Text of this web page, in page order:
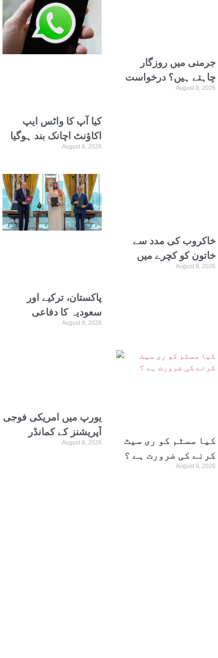
کیا آپ کا واٹس ایپ
اکاؤنٹ اچانک بند ہوگیا
ہے؟ تو اس کی وجہ جان
August 8, 2026
جرمنی میں روزگار
چاہتے ہیں؟ درخواست
فوری جمع کروائیں
August 8, 2026
پاکستان، ترکیے اور
سعودیہ کا دفاعی
معاہدہ تینوں ملکوں
August 8, 2026
خاکروب کی مدد سے
خاتون کو کچرے میں
پھینکا 10 لاکھ یورو کاAugust 8, 2026
یورپ میں امریکی فوجی
آپریشنز کے کمانڈر
لیفٹیننٹ جنرل چارلس
August 8, 2026
کیا سسٹم کو ری سیٹ
کرنے کی ضرورت ہے ؟
August 8, 2026